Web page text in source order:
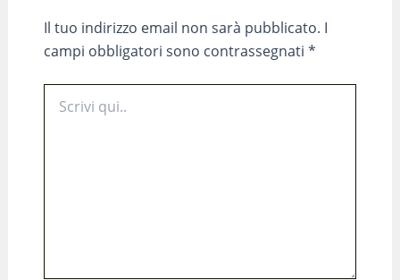
Il tuo indirizzo email non sarà pubblicato. I
campi obbligatori sono contrassegnati *
qui..